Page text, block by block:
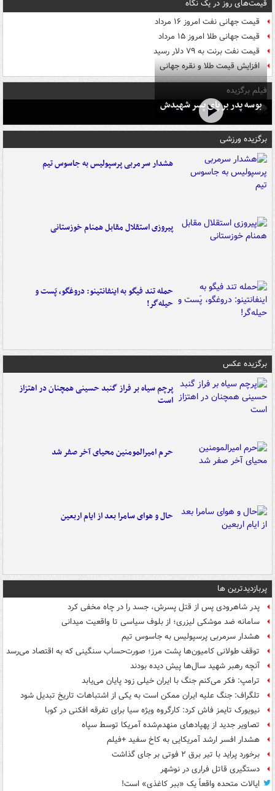
قیمت‌های روز در یک نگاه
قیمت جهانی نفت امروز ۱۶ مرداد
قیمت جهانی طلا امروز ۱۵ مرداد
قیمت نفت برنت به ۷۹ دلار رسید
افزایش قیمت طلا و نقره جهانی
فیلم برگزیده
بوسه‌ پدر بر پای پسر شهیدش
برگزیده ورزشی
هشدار سرمربی پرسپولیس به جاسوس تیم
پیروزی استقلال مقابل همنام خوزستانی
حمله تند فیگو به اینفانتینو: دروغگو، پَست‌ و
حیله‌گر!
برگزیده عکس
پرچم سیاه بر فراز گنبد حسینی همچنان در اهتزاز
است
حرم امیرالمومنین محیای آخر صفر شد
حال و هوای سامرا بعد از ایام اربعین
پربازدیدترین ها
پدر شاهرودی پس از قتل پسرش، جسد را در چاه مخفی کرد
سامانه ضد موشکی لیزری؛ از بلوف سیاسی تا واقعیت میدانی
هشدار سرمربی پرسپولیس به جاسوس تیم
توقف طولانی کامیون‌ها پشت مرز؛ صورت‌حساب سنگینی که به اقتصاد می‌رسد
آنچه رهبر شهید سال‌ها پیش دیده بودند
ترامپ: فکر می‌کنم جنگ با ایران خیلی زود پایان می‌یابد
تلگراف: جنگ علیه ایران ممکن است به یکی از اشتباهات تاریخ تبدیل شود
نیویورک تایمز فاش کرد: کارگروه ویژه سیا برای تفرقه افکنی در کوبا
تصاویر جدید از پهپادهای منهدم‌شده آمریکا توسط سپاه
هشدار افسر ارشد آمریکایی به کاخ سفید +فیلم
برخورد پراید با تیر برق ۲ فوتی بر جای گذاشت
دستگیری قاتل فراری در نوشهر
ایالات متحده واقعاً یک «ببر کاغذی» است!